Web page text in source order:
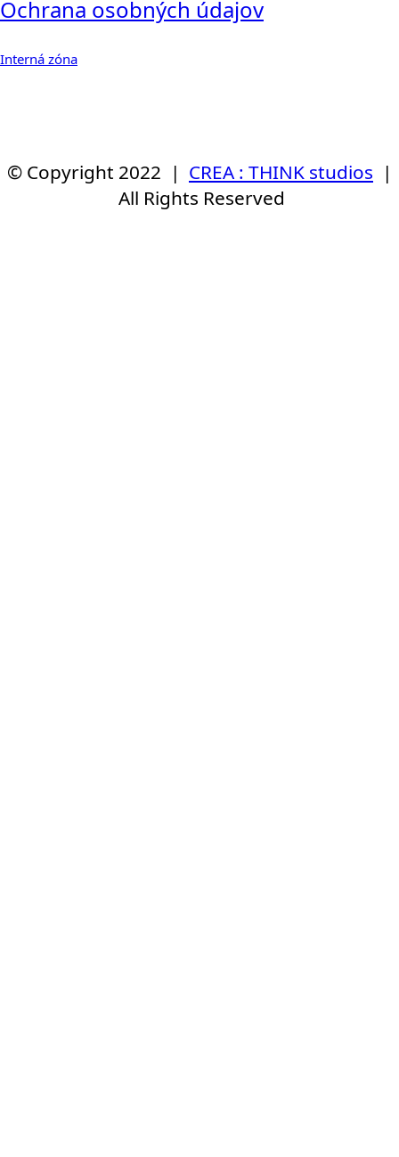
Ochrana osobných údajov
Interná zóna
© Copyright 2022 | CREA : THINK studios |
All Rights Reserved